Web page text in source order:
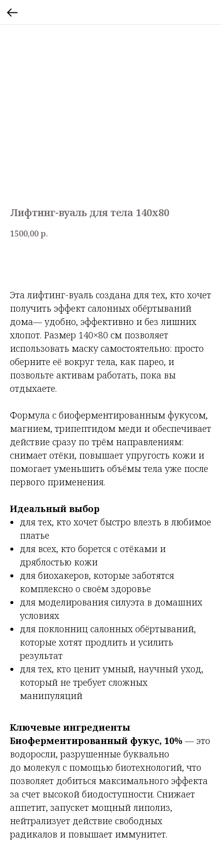
Лифтинг-вуаль для тела 140х80
1500,00р.
Эта лифтинг-вуаль создана для тех, кто хочет
получить эффект салонных обёртываний
дома— удобно, эффективно и без лишних
хлопот. Размер 140×80 см позволяет
использовать маску самостоятельно: просто
оберните её вокруг тела, как парео, и
позвольте активам работать, пока вы
отдыхаете.
Формула с биоферментированным фукусом,
магнием, трипептидом меди и обеспечивает
действие сразу по трём направлениям:
снимает отёки, повышает упругость кожи и
помогает уменьшить объёмы тела уже после
первого применения.
Идеальный выбор
для тех, кто хочет быстро влезть в любимое
платье
для всех, кто борется с отёками и
дряблостью кожи
для биохакеров, которые заботятся
комплексно о своём здоровье
для моделирования силуэта в домашних
условиях
для поклонниц салонных обёртываний,
которые хотят продлить и усилить
результат
для тех, кто ценит умный, научный уход,
который не требует сложных
манипуляций
Ключевые ингредиенты
Биоферментированный фукус, 10% — это
водоросли, разрушенные буквально
до молекул с помощью биотехнологий, что
позволяет добиться максимального эффекта
за счет высокой биодоступности. Снижает
аппетит, запускет мощный липолиз,
нейтрализует действие свободных
радикалов и повышает иммунитет.